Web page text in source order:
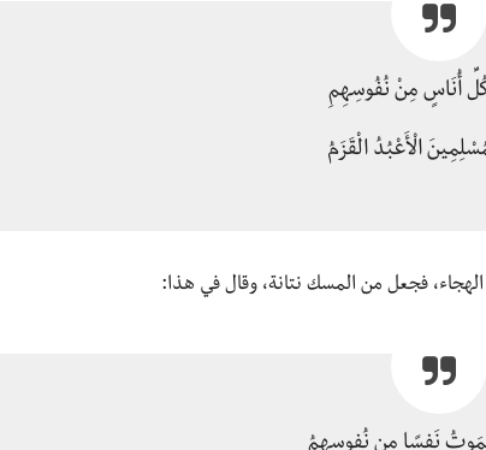
أُنَاسٍ مِنْ نُفُوسِهِمِ
الْأَعْبُدُ الْقَزَمُ
فجعل من المسك نتانة، وقال في هذا: